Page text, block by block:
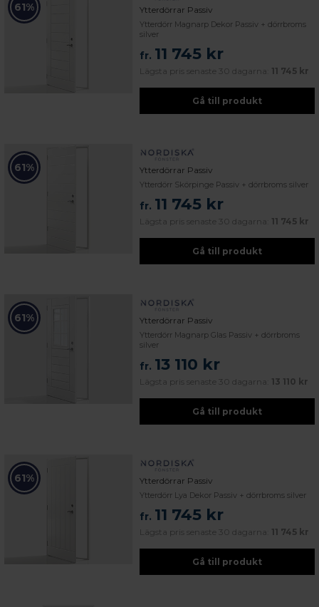
61% Ytterdörrar Passiv
Ytterdörr Magnarp Dekor Passiv + dörrbroms
silver
fr. 11 745 kr
Lägsta pris senaste 30 dagarna: 11 745 kr
Gå till produkt
61% Ytterdörrar Passiv
Ytterdörr Skörpinge Passiv + dörrbroms silver
fr. 11 745 kr
Lägsta pris senaste 30 dagarna: 11 745 kr
Gå till produkt
61% Ytterdörrar Passiv
Ytterdörr Magnarp Glas Passiv + dörrbroms
silver
fr. 13 110 kr
Lägsta pris senaste 30 dagarna: 13 110 kr
Gå till produkt
61% Ytterdörrar Passiv
Ytterdörr Lya Dekor Passiv + dörrbroms silver
fr. 11 745 kr
Lägsta pris senaste 30 dagarna: 11 745 kr
Gå till produkt